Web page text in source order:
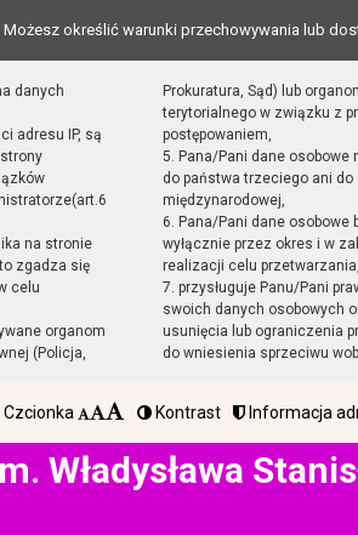
Możesz określić warunki przechowywania lub
danych
adresu IP, są
na stronie
zgadza się
celu
organom
(Policja,
Prokuratura, Sąd) lub
terytorialnego w związku z
postępowaniem,
5. Pana/Pani dane osobowe
do państwa trzeciego ani do
międzynarodowej,
6. Pana/Pani dane osobowe
wyłącznie przez okres i w
realizacji celu przetwarzania,
7. przysługuje Panu/Pani
swoich danych osobowych
usunięcia lub ograniczenia
do wniesienia sprzeciwu
Czcionka Kontrast Informacja
Władysława